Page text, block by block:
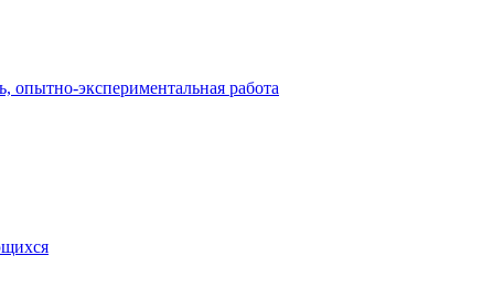
опытно-экспериментальная работа